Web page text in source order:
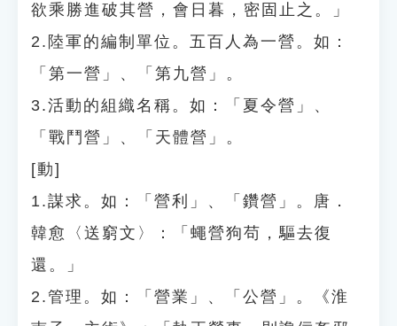
欲乘勝進破其營，會日暮，密固止之。」
2.陸軍的編制單位。五百人為一營。如：
「第一營」、「第九營」。
3.活動的組織名稱。如：「夏令營」、
「戰鬥營」、「天體營」。
[動]
1.謀求。如：「營利」、「鑽營」。唐．
韓愈〈送窮文〉：「蠅營狗苟，驅去復
還。」
2.管理。如：「營業」、「公營」。《淮